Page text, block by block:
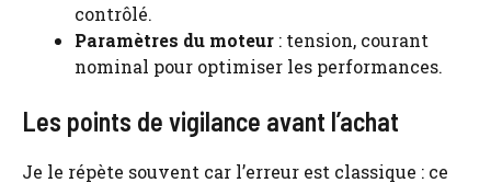
contrôlé.
Paramètres du moteur : tension, courant
nominal pour optimiser les performances.
Les points de vigilance avant l’achat
Je le répète souvent car l’erreur est classique : ce